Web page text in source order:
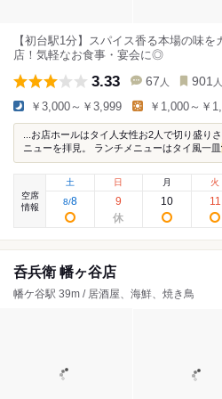
【初台駅1分】スパイス香る本場の味
店！気軽なお食事・宴会に◎
3.33 67 人 901 人
￥3,000～￥3,999 ￥1,000～￥
...お店ホールはタイ人女性お2人で切り盛り
ニューを拝見。 ランチメニューはタイ風一皿
空席
情報
土
8/8
日
9
月
10
火
11
呑兵衛 幡ヶ谷店
幡ケ谷駅 39m / 居酒屋、海鮮、焼き鳥